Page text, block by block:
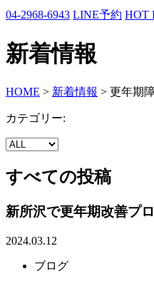
04-2968-6943 LINE予約 HOT
新着情報
HOME > 新着情報 > 更年期
カテゴリー:
すべての投稿
新所沢で更年期改善プ
2024.03.12
ブログ